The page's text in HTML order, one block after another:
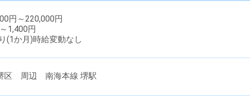
円～220,000円
1,400円
(1か月)時給変動なし
区 周辺 南海本線 堺駅